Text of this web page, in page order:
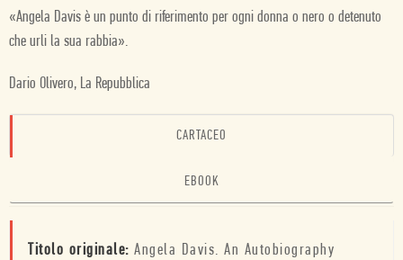
«Angela Davis è un punto di riferimento per ogni donna o nero o detenuto
che urli la sua rabbia».
Dario Olivero, La Repubblica
CARTACEO
EBOOK
Titolo originale: Angela Davis. An Autobiography